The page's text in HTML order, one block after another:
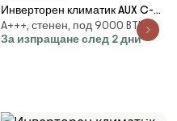
Инверторен климатик AUX C-
PRO ASW-
H09B6A4/FQA800R3DI-D0,
A+++, стенен, под 9000 BTU
За изпращане след 2 дни